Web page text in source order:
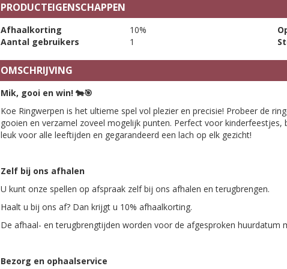
PRODUCTEIGENSCHAPPEN
Afhaalkorting
10%
Aantal gebruikers
1
OMSCHRIJVING
Mik, gooi en win! 🐄🎯
Koe Ringwerpen is het ultieme spel vol plezier en precisie! Probeer de
gooien en verzamel zoveel mogelijk punten. Perfect voor
leuk voor alle leeftijden en gegarandeerd een lach op elk gezicht!
Zelf bij ons afhalen
U kunt onze spellen op afspraak zelf bij ons afhalen en terugbrengen.
Haalt u bij ons af? Dan krijgt u 10% afhaalkorting.
De afhaal- en terugbrengtijden worden voor de afgesproken huurdatum
Bezorg en ophaalservice